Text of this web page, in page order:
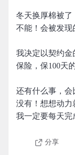
冬天换厚棉被了
不能！会被发现
我决定以契约
保险，保100天
还有什么事，会
没有！想想动力
我一定要每天完
分享